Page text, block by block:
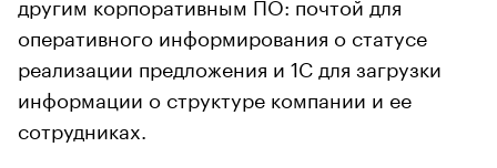
оперативного информирования о статусе
реализации предложения и 1С для загрузки
информации о структуре компании и ее
сотрудниках.